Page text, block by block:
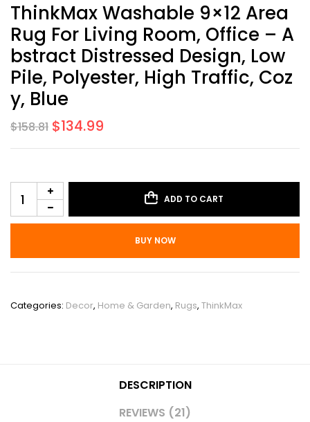
ThinkMax Washable 9×12 Area
Rug For Living Room, Office – A
Bstract Distressed Design, Low
Pile, Polyester, High Traffic, Coz
Y, Blue
$158.81 $134.99
ADD TO CART
BUY NOW
Categories: Decor, Home & Garden, Rugs, ThinkMax
DESCRIPTION
REVIEWS (21)